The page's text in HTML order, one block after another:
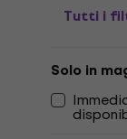
Tutti i
Solo in